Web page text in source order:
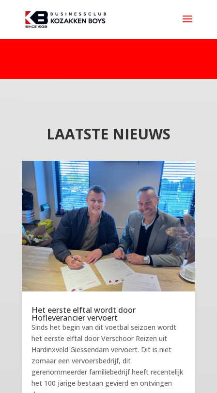
LAATSTE NIEUWS
Het eerste elftal wordt door
Hofleverancier vervoert
Sinds het begin van dit voetbal seizoen wordt
het eerste elftal door Verschoor Reizen uit
Hardinxveld Giessendam vervoert. Dit is niet
zomaar een vervoersbedrijf, dit
gerenommeerder familiebedrijf heeft recentelijk
het 100 jarige bestaan gevierd en ontvingen